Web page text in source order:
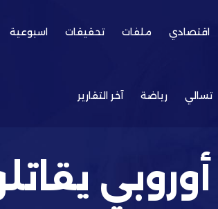
اقتصادي ملفات تحقيقات اسبوعية
تسالي رياضة آخر التقارير
الأوروبية: «٥٠٠٠»